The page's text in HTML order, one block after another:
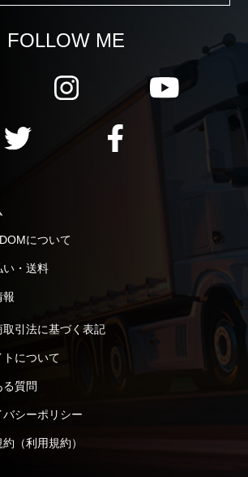
FOLLOW ME
について
い・送料
報
取引法に基づく表記
トについて
る質問
バシーポリシー
（利用規約）